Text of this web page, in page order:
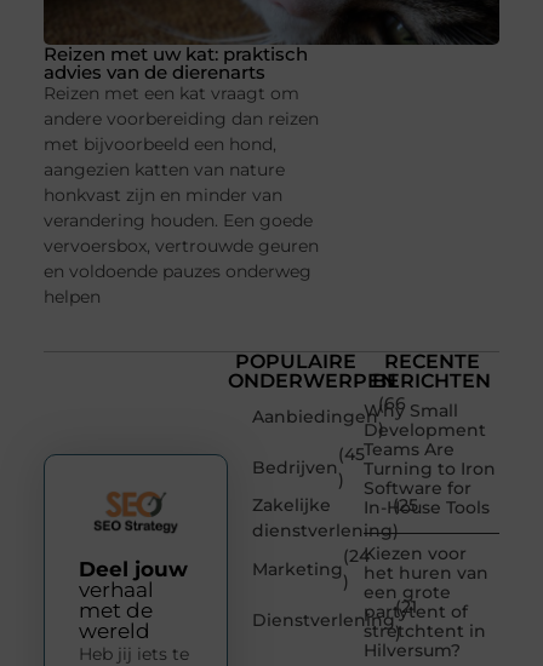
Reizen met uw kat: praktisch
advies van de dierenarts
Reizen met een kat vraagt om
andere voorbereiding dan reizen
met bijvoorbeeld een hond,
aangezien katten van nature
honkvast zijn en minder van
verandering houden. Een goede
vervoersbox, vertrouwde geuren
en voldoende pauzes onderweg
helpen
POPULAIRE
ONDERWERPEN
Aanbiedingen
(66
)
Bedrijven
(45
)
Zakelijke
dienstverlening
(25
)
Marketing
(24
)
Dienstverlening
(21
)
RECENTE
BERICHTEN
Why Small
Development
Teams Are
Turning to Iron
Software for
In-House Tools
Kiezen voor
het huren van
een grote
partytent of
stretchtent in
Hilversum?
Deel jouw
verhaal
met de
wereld
Heb jij iets te